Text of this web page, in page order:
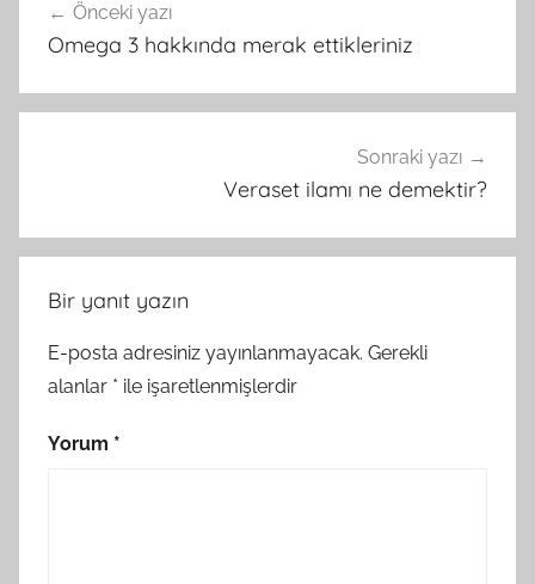
gezinmesi
Önceki yazı
Omega 3 hakkında merak ettikleriniz
Sonraki yazı
Veraset ilamı ne demektir?
Bir yanıt yazın
E-posta adresiniz yayınlanmayacak. Gerekli
alanlar * ile işaretlenmişlerdir
Yorum *